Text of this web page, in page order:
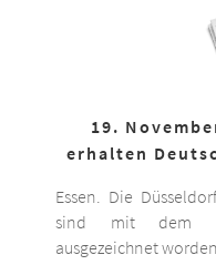
19.
erhalten
Essen. Die
sind mit dem
ausgezeichnet worden.